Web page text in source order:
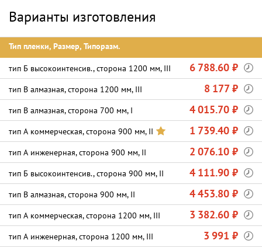
Варианты изготовления
Тип пленки, Размер, Типоразм.
тип Б высокоинтенсив., сторона 1200 мм, III 6 788.60 ₽
тип В алмазная, сторона 1200 мм, III 8 177 ₽
тип В алмазная, сторона 700 мм, I 4 015.70 ₽
тип А коммерческая, сторона 900 мм, II 1 739.40 ₽
тип А инженерная, сторона 900 мм, II 2 076.10 ₽
тип Б высокоинтенсив., сторона 900 мм, II 4 111.90 ₽
тип В алмазная, сторона 900 мм, II 4 453.80 ₽
тип А коммерческая, сторона 1200 мм, III 3 382.60 ₽
тип А инженерная, сторона 1200 мм, III 3 991 ₽